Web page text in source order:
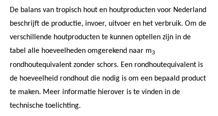
De balans van tropisch hout en houtproducten voor Nederland
beschrijft de productie, invoer, uitvoer en het verbruik. Om de
verschillende houtproducten te kunnen optellen zijn in de
tabel alle hoeveelheden omgerekend naar m3
rondhoutequivalent zonder schors. Een rondhoutequivalent is
de hoeveelheid rondhout die nodig is om een bepaald product
te maken. Meer informatie hierover is te vinden in de
technische toelichting.